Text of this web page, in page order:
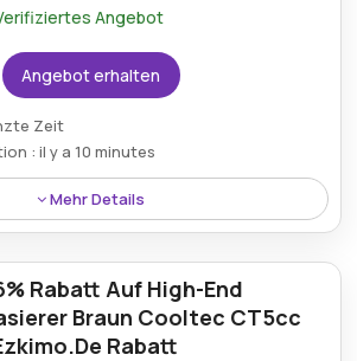
Angebot
Angebot erhalten
Zeit
: il y a 10 minutes
Mehr Details
eine Reduzierung von 47% auf den
iPod-Lautsprecher genießen, indem
Ezkimo.de-Gutscheincode
Rabatt Auf High-End
Braun Cooltec CT5cc
Rabatt